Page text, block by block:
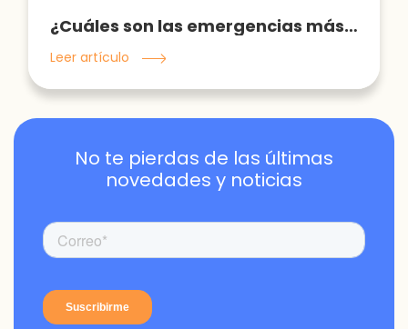
¿Cuáles son las emergencias más comunes en fechas navideñas? ¡Evítalas!
Leer artículo
No te pierdas de las últimas
novedades y noticias